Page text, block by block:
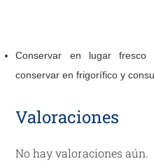
De
8/10
Piezas
111g
Conservar en lugar
conservar en frigorífico y
Valoraciones
No hay valoraciones aún.